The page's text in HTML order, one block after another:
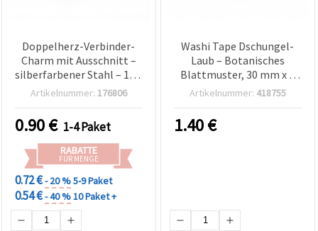
Doppelherz-Verbinder-
Charm mit Ausschnitt –
silberfarbener Stahl – 18 x
8 x 0,5 mm – Loch 1 mm –
Artikelnummer: 176806
0.90€ 1-4 Paket
RABATTE
FÜR MENGE
0.72 €- 20 %5-9 Paket
0.54 €- 40 %10 Paket +
Washi Tape Dschungel-
Laub – Botanisches
Blattmuster, 30 mm x 5
m, Grün/Blau auf dunklem
& Scrapbooking
Artikelnummer: 418755
1.40€